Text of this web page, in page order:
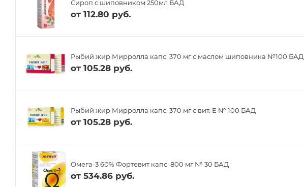
Сироп с шиповником 250мл БАД
от 112.80 руб.
Рыбий жир Мирролла капс. 370 мг с маслом шиповника №100 БАД
от 105.28 руб.
Рыбий жир Мирролла капс. 370 мг с вит. Е № 100 БАД
от 105.28 руб.
Омега-3 60% Фортевит капс. 800 мг № 30 БАД
от 534.86 руб.